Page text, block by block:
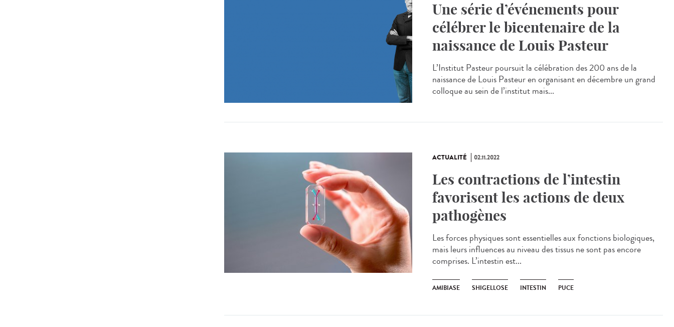
Une série d’événements pour
célébrer le bicentenaire de la
naissance de Louis Pasteur
L’Institut Pasteur poursuit la célébration des 200 ans de la
naissance de Louis Pasteur en organisant en décembre un grand
colloque au sein de l’institut mais...
ACTUALITÉ 02.11.2022
Les contractions de l’intestin
favorisent les actions de deux
pathogènes
Les forces physiques sont essentielles aux fonctions biologiques,
mais leurs influences au niveau des tissus ne sont pas encore
comprises. L’intestin est...
AMIBIASE SHIGELLOSE INTESTIN PUCE